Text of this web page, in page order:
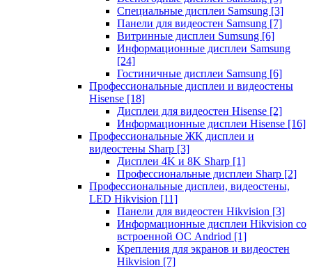
Специальные дисплеи Samsung [3]
Панели для видеостен Samsung [7]
Витринные дисплеи Sumsung [6]
Информационные дисплеи Samsung
[24]
Гостиничные дисплеи Samsung [6]
Профессиональные дисплеи и видеостены
Hisense [18]
Дисплеи для видеостен Hisense [2]
Информационные дисплеи Hisense [16]
Профессиональные ЖК дисплеи и
видеостены Sharp [3]
Дисплеи 4K и 8K Sharp [1]
Профессиональные дисплеи Sharp [2]
Профессиональные дисплеи, видеостены,
LED Hikvision [11]
Панели для видеостен Hikvision [3]
Информационные дисплеи Hikvision со
встроенной ОС Andriod [1]
Крепления для экранов и видеостен
Hikvision [7]